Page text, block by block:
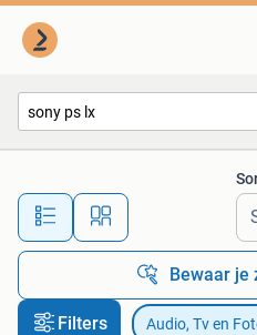
Alle
Bewaar je
Filters Audio, Tv en